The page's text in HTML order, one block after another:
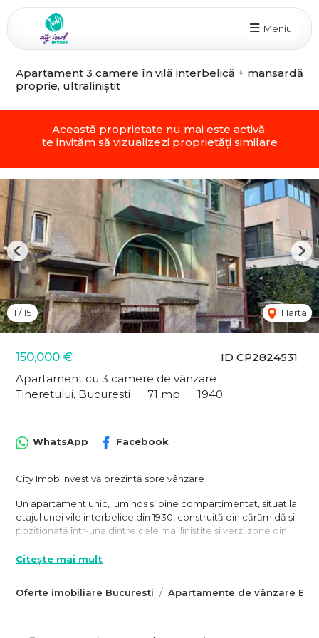
Meniu
Apartament 3 camere în vilă interbelică + mansardă
proprie, ultraliniștit
Această proprietate nu mai este activă,
te invităm să vizualizezi proprietăți similare
ID CP2824531
150,000 €
Apartament cu 3 camere de vânzare
Tineretului, Bucuresti
71 mp 1940
1 /15 Harta
Previous
Oferte imobiliare Bucuresti Apartamente de vânzare
WhatsApp Facebook
City Imob Invest vă prezintă spre vânzare
Un apartament unic, luminos și bine compartimentat, situat la
etajul unei vile interbelice din 1930, construită din cărămidă și
poziționată într-una dintre cele mai liniștite și verzi zone din
Vila găzduiește doar două familii: una la parter și una la etaj,
centrală proprie, ac-uri si finisaje moderne.
Citește mai mult